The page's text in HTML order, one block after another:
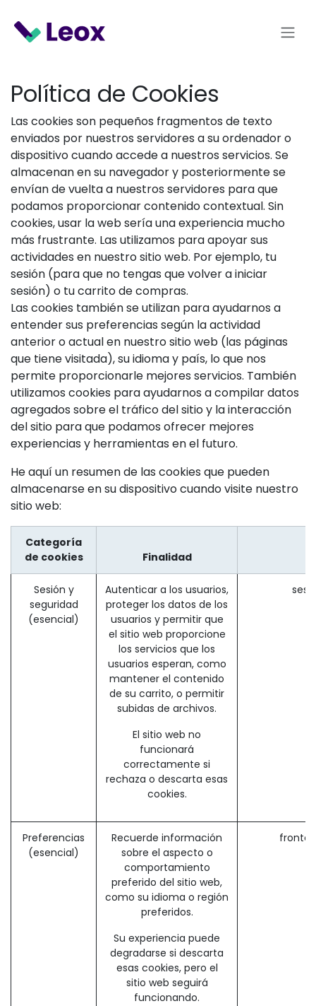
Política de Cookies
Las cookies son pequeños fragmentos de texto
enviados por nuestros servidores a su ordenador o
dispositivo cuando accede a nuestros servicios. Se
almacenan en su navegador y posteriormente se
envían de vuelta a nuestros servidores para que
podamos proporcionar contenido contextual. Sin
cookies, usar la web sería una experiencia mucho
más frustrante. Las utilizamos para apoyar sus
actividades en nuestro sitio web. Por ejemplo, tu
sesión (para que no tengas que volver a iniciar
sesión) o tu carrito de compras.
Las cookies también se utilizan para ayudarnos a
entender sus preferencias según la actividad
anterior o actual en nuestro sitio web (las páginas
que tiene visitada), su idioma y país, lo que nos
permite proporcionarle mejores servicios. También
utilizamos cookies para ayudarnos a compilar datos
agregados sobre el tráfico del sitio y la interacción
del sitio para que podamos ofrecer mejores
experiencias y herramientas en el futuro.
He aquí un resumen de las cookies que pueden
almacenarse en su dispositivo cuando visite nuestro
sitio web:
Categoría
de cookies
Finalidad
Sesión y
seguridad
(esencial)
Autenticar a los usuarios,
proteger los datos de los
usuarios y permitir que
el sitio web proporcione
los servicios que los
usuarios esperan, como
mantener el contenido
de su carrito, o permitir
subidas de archivos.
El sitio web no
funcionará
correctamente si
rechaza o descarta esas
cookies.
Preferencias
(esencial)
Recuerde información
sobre el aspecto o
comportamiento
preferido del sitio web,
como su idioma o región
preferidos.
Su experiencia puede
degradarse si descarta
esas cookies, pero el
sitio web seguirá
funcionando.